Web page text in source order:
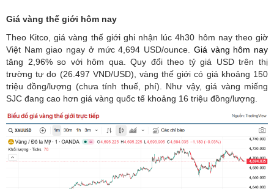
Giá vàng thế giới hôm nay
Theo Kitco, giá vàng thế giới ghi nhận lúc 4h30 hôm nay theo giờ
Việt Nam giao ngay ở mức 4,694 USD/ounce. Giá vàng hôm nay
tăng 2,96% so với hôm qua. Quy đổi theo tỷ giá USD trên thị
trường tự do (26.497 VND/USD), vàng thế giới có giá khoảng 150
triệu đồng/lượng (chưa tính thuế, phí). Như vậy, giá vàng miếng
SJC đang cao hơn giá vàng quốc tế khoảng 16 triệu đồng/lượng.